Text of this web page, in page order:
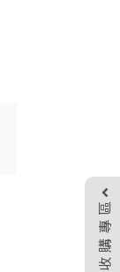
收購專區